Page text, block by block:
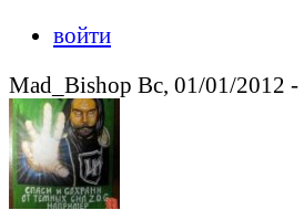
войти
Mad_Bishop Вс, 01/01/2012 -